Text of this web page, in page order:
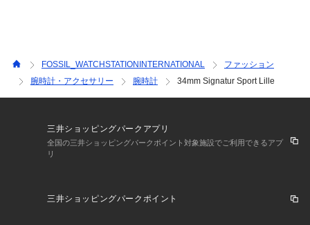
ってみえる場合がございます。
※納品書は、保証書の代わりとなりますので必ず保管いただき
ますようお願いします 。
した時計にセットされている電池は、機能や性能に問題がない
かをチェックするモニター電池となっております。お買い上げ
いただくまでの期間にも電池はある程度消耗するものでご購入
※ご覧のモニター環境、照明等により実際の商品と色味が異な
FOSSIL_WATCHSTATIONINTERNATIONAL
ファッション
腕時計・アクセサリー
腕時計 34mm Signatur Sport Lille
三井ショッピングパークアプリ
全国の三井ショッピングパークポイント対象施設でご利用できるアプ
リ
三井ショッピングパークポイント